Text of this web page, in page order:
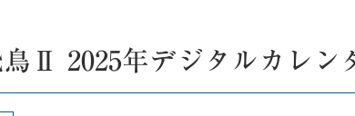
鳥Ⅱ 2025年デジタルカレン